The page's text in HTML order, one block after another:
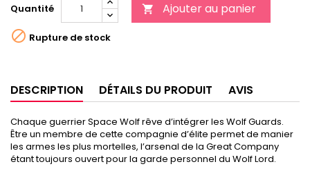
Quantité  Ajouter au panier
 Rupture de stock
DESCRIPTION DÉTAILS DU PRODUIT AVIS
Chaque guerrier Space Wolf rêve d’intégrer les Wolf Guards.
Être un membre de cette compagnie d’élite permet de manier
les armes les plus mortelles, l’arsenal de la Great Company
étant toujours ouvert pour la garde personnel du Wolf Lord.